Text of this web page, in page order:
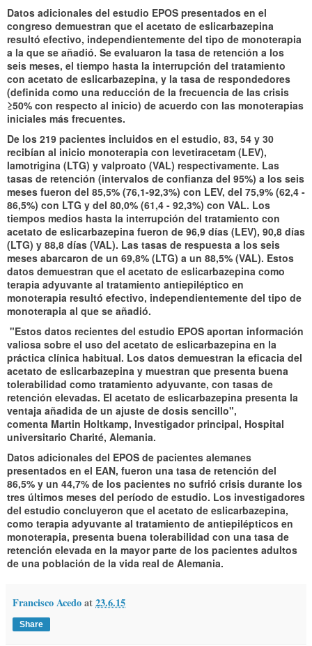
Datos adicionales del estudio EPOS presentados en el
congreso demuestran que el acetato de eslicarbazepina
resultó efectivo, independientemente del tipo de monoterapia
a la que se añadió. Se evaluaron la tasa de retención a los
seis meses, el tiempo hasta la interrupción del tratamiento
con acetato de eslicarbazepina, y la tasa de respondedores
(definida como una reducción de la frecuencia de las crisis
≥50% con respecto al inicio) de acuerdo con las monoterapias
iniciales más frecuentes.
De los 219 pacientes incluidos en el estudio, 83, 54 y 30
recibían al inicio monoterapia con levetiracetam (LEV),
lamotrigina (LTG) y valproato (VAL) respectivamente. Las
tasas de retención (intervalos de confianza del 95%) a los seis
meses fueron del 85,5% (76,1-92,3%) con LEV, del 75,9% (62,4 -
86,5%) con LTG y del 80,0% (61,4 - 92,3%) con VAL. Los
tiempos medios hasta la interrupción del tratamiento con
acetato de eslicarbazepina fueron de 96,9 días (LEV), 90,8 días
(LTG) y 88,8 días (VAL). Las tasas de respuesta a los seis
meses abarcaron de un 69,8% (LTG) a un 88,5% (VAL). Estos
datos demuestran que el acetato de eslicarbazepina como
terapia adyuvante al tratamiento antiepiléptico en
monoterapia resultó efectivo, independientemente del tipo de
monoterapia al que se añadió.
"Estos datos recientes del estudio EPOS aportan información
valiosa sobre el uso del acetato de eslicarbazepina en la
práctica clínica habitual. Los datos demuestran la eficacia del
acetato de eslicarbazepina y muestran que presenta buena
tolerabilidad como tratamiento adyuvante, con tasas de
retención elevadas. El acetato de eslicarbazepina presenta la
ventaja añadida de un ajuste de dosis sencillo",
comenta Martin Holtkamp, Investigador principal, Hospital
universitario Charité, Alemania.
Datos adicionales del EPOS de pacientes alemanes
presentados en el EAN, fueron una tasa de retención del
86,5% y un 44,7% de los pacientes no sufrió crisis durante los
tres últimos meses del período de estudio. Los investigadores
del estudio concluyeron que el acetato de eslicarbazepina,
como terapia adyuvante al tratamiento de antiepilépticos en
monoterapia, presenta buena tolerabilidad con una tasa de
retención elevada en la mayor parte de los pacientes adultos
de una población de la vida real de Alemania.
Francisco Acedoat23.6.15
Share